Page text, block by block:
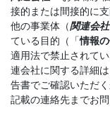
接的または間接的に
他の事業体（関連会社
ている目的（「情報
適用法で禁止されて
連会社に関する詳細
告書でご確認いただ
記載の連絡先までお問